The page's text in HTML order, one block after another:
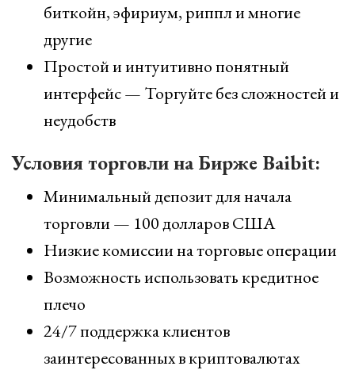
биткойн, эфириум, риппл и многие
другие
Простой и интуитивно понятный
интерфейс — Торгуйте без сложностей и
неудобств
Условия торговли на Бирже Baibit:
Минимальный депозит для начала
торговли — 100 долларов США
Низкие комиссии на торговые операции
Возможность использовать кредитное
плечо
24/7 поддержка клиентов
заинтересованных в криптовалютах